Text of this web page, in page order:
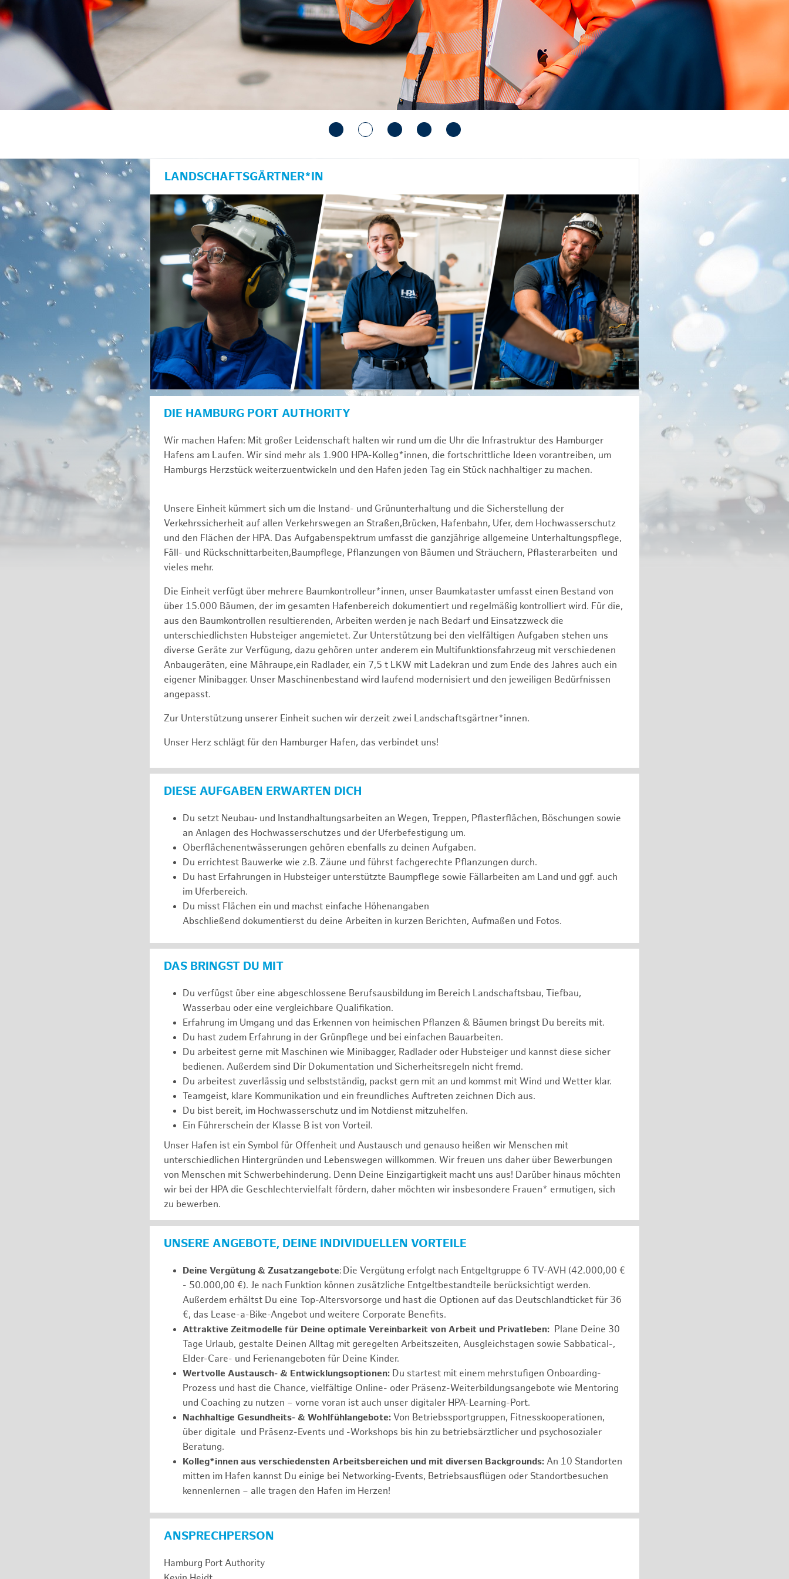
anzeigen/schließen
LANDSCHAFTSGÄRTNER*IN
DIE HAMBURG PORT AUTHORITY
Wir machen Hafen: Mit großer Leidenschaft halten wir rund um die Uhr die Infrastruktur des Hamburger
Hafens am Laufen. Wir sind mehr als 1.900 HPA-Kolleg*innen, die fortschrittliche Ideen vorantreiben, um
Hamburgs Herzstück weiterzuentwickeln und den Hafen jeden Tag ein Stück nachhaltiger zu machen.
Unsere Einheit kümmert sich um die Instand- und Grünunterhaltung und die Sicherstellung der
Verkehrssicherheit auf allen Verkehrswegen an Straßen,Brücken, Hafenbahn, Ufer, dem Hochwasserschutz
und den Flächen der HPA. Das Aufgabenspektrum umfasst die ganzjährige allgemeine Unterhaltungspflege,
Fäll- und Rückschnittarbeiten,Baumpflege, Pflanzungen von Bäumen und Sträuchern, Pflasterarbeiten und
vieles mehr.
Die Einheit verfügt über mehrere Baumkontrolleur*innen, unser Baumkataster umfasst einen Bestand von
über 15.000 Bäumen, der im gesamten Hafenbereich dokumentiert und regelmäßig kontrolliert wird. Für die,
aus den Baumkontrollen resultierenden, Arbeiten werden je nach Bedarf und Einsatzzweck die
unterschiedlichsten Hubsteiger angemietet. Zur Unterstützung bei den vielfältigen Aufgaben stehen uns
diverse Geräte zur Verfügung, dazu gehören unter anderem ein Multifunktionsfahrzeug mit verschiedenen
Anbaugeräten, eine Mähraupe,ein Radlader, ein 7,5 t LKW mit Ladekran und zum Ende des Jahres auch ein
eigener Minibagger. Unser Maschinenbestand wird laufend modernisiert und den jeweiligen Bedürfnissen
angepasst.
Zur Unterstützung unserer Einheit suchen wir derzeit zwei Landschaftsgärtner*innen.
Unser Herz schlägt für den Hamburger Hafen, das verbindet uns!
DIESE AUFGABEN ERWARTEN DICH
Du setzt Neubau‑ und Instandhaltungsarbeiten an Wegen, Treppen, Pflasterflächen, Böschungen sowie
an Anlagen des Hochwasserschutzes und der Uferbefestigung um.
Oberflächenentwässerungen gehören ebenfalls zu deinen Aufgaben.
Du errichtest Bauwerke wie z.B. Zäune und führst fachgerechte Pflanzungen durch.
Du hast Erfahrungen in Hubsteiger unterstützte Baumpflege sowie Fällarbeiten am Land und ggf. auch
im Uferbereich.
Du misst Flächen ein und machst einfache Höhenangaben
Abschließend dokumentierst du deine Arbeiten in kurzen Berichten, Aufmaßen und Fotos.
DAS BRINGST DU MIT
Du verfügst über eine abgeschlossene Berufsausbildung im Bereich Landschaftsbau, Tiefbau,
Wasserbau oder eine vergleichbare Qualifikation.
Erfahrung im Umgang und das Erkennen von heimischen Pflanzen & Bäumen bringst Du bereits mit.
Du hast zudem Erfahrung in der Grünpflege und bei einfachen Bauarbeiten.
Du arbeitest gerne mit Maschinen wie Minibagger, Radlader oder Hubsteiger und kannst diese sicher
bedienen. Außerdem sind Dir Dokumentation und Sicherheitsregeln nicht fremd.
Du arbeitest zuverlässig und selbstständig, packst gern mit an und kommst mit Wind und Wetter klar.
Teamgeist, klare Kommunikation und ein freundliches Auftreten zeichnen Dich aus.
Du bist bereit, im Hochwasserschutz und im Notdienst mitzuhelfen.
Ein Führerschein der Klasse B ist von Vorteil.
Unser Hafen ist ein Symbol für Offenheit und Austausch und genauso heißen wir Menschen mit
unterschiedlichen Hintergründen und Lebenswegen willkommen. Wir freuen uns daher über Bewerbungen
von Menschen mit Schwerbehinderung. Denn Deine Einzigartigkeit macht uns aus! Darüber hinaus möchten
wir bei der HPA die Geschlechtervielfalt fördern, daher möchten wir insbesondere Frauen* ermutigen, sich
zu bewerben.
UNSERE ANGEBOTE, DEINE INDIVIDUELLEN VORTEILE
Deine Vergütung & Zusatzangebote: Die Vergütung erfolgt nach Entgeltgruppe 6 TV-AVH (42.000,00 €
- 50.000,00 €). Je nach Funktion können zusätzliche Entgeltbestandteile berücksichtigt werden.
Außerdem erhältst Du eine Top-Altersvorsorge und hast die Optionen auf das Deutschlandticket für 36
€, das Lease-a-Bike-Angebot und weitere Corporate Benefits.
Attraktive Zeitmodelle für Deine optimale Vereinbarkeit von Arbeit und Privatleben: Plane Deine 30
Tage Urlaub, gestalte Deinen Alltag mit geregelten Arbeitszeiten, Ausgleichstagen sowie Sabbatical-,
Elder-Care- und Ferienangeboten für Deine Kinder.
Wertvolle Austausch- & Entwicklungsoptionen: Du startest mit einem mehrstufigen Onboarding-
Prozess und hast die Chance, vielfältige Online- oder Präsenz-Weiterbildungsangebote wie Mentoring
und Coaching zu nutzen – vorne voran ist auch unser digitaler HPA-Learning-Port.
Nachhaltige Gesundheits- & Wohlfühlangebote: Von Betriebssportgruppen, Fitnesskooperationen,
über digitale und Präsenz-Events und -Workshops bis hin zu betriebsärztlicher und psychosozialer
Beratung.
Kolleg*innen aus verschiedensten Arbeitsbereichen und mit diversen Backgrounds: An 10 Standorten
mitten im Hafen kannst Du einige bei Networking-Events, Betriebsausflügen oder Standortbesuchen
kennenlernen – alle tragen den Hafen im Herzen!
ANSPRECHPERSON
Hamburg Port Authority